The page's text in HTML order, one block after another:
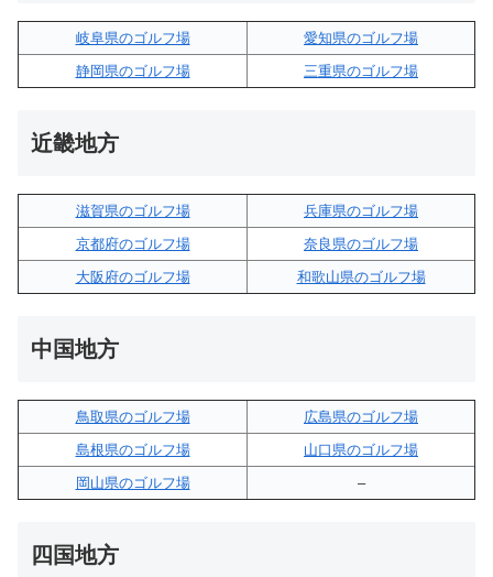
岐阜県のゴルフ場
愛知県のゴルフ場
静岡県のゴルフ場
三重県のゴルフ場
近畿地方
滋賀県のゴルフ場
兵庫県のゴルフ場
京都府のゴルフ場
奈良県のゴルフ場
大阪府のゴルフ場
和歌山県のゴルフ場
中国地方
鳥取県のゴルフ場
広島県のゴルフ場
島根県のゴルフ場
山口県のゴルフ場
岡山県のゴルフ場
–
四国地方